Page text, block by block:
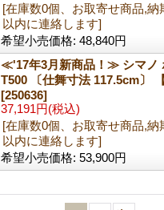
[在庫数0個、お取寄せ商品,納
以内に連絡します]
希望小売価格: 48,840円
≪'17年3月新商品！≫ シマノ
T500 〔仕舞寸法 117.5cm〕
[250636]
37,191円(税込)
[在庫数0個、お取寄せ商品,納
以内に連絡します]
希望小売価格: 53,900円